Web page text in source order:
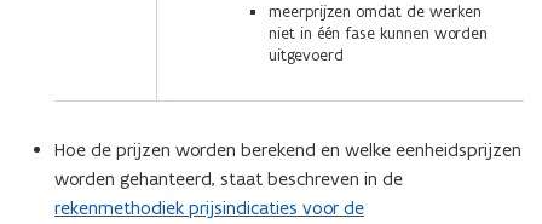
meerprijzen omdat de werken
niet in één fase kunnen worden
uitgevoerd
Hoe de prijzen worden berekend en welke eenheidsprijzen
worden gehanteerd, staat beschreven in de
rekenmethodiek prijsindicaties voor de
(